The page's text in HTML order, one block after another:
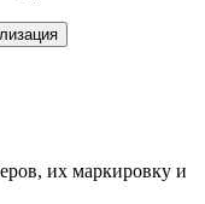
их маркировку и